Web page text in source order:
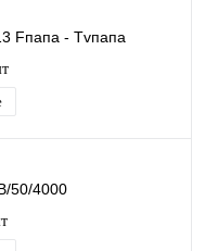
Fпапа - Tvпапа
50/4000